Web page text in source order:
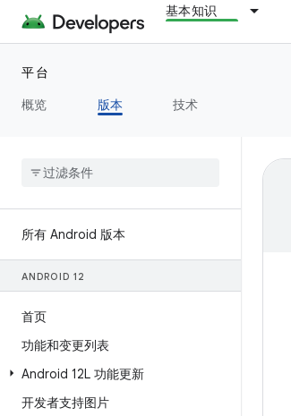
基本知识
平台
概览
版本 技术
所有 Android 版本
ANDROID 12
首页
功能和变更列表
Android 12L 功能更新
开发者支持图片